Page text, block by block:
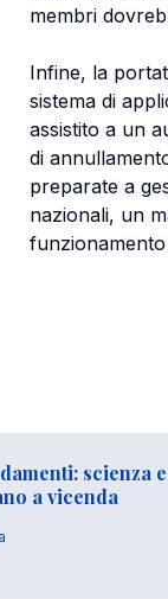
membri
Infine, la
sistema di
assistito a un
di
preparate a
nazionali, un
scienza e
a vicenda